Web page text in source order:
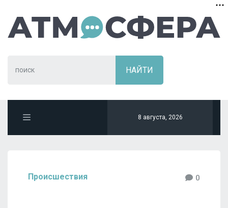
8 августа, 2026
Происшествия 0